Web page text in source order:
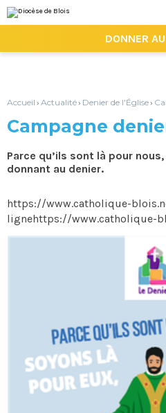
au
contenu.
la
personnels
DONNER
Accueil › Actualité› Denier de l'Église›
Campagne
Parce qu’ils sont là pour
donnant au denier.
https://www.catholique-
lignehttps://www.catholique-